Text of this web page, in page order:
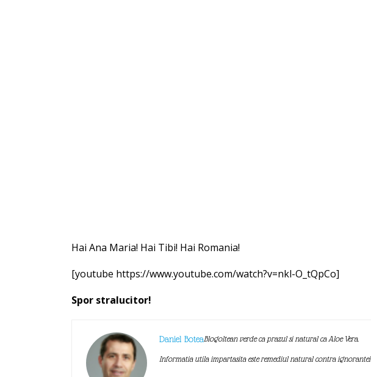
Hai Ana Maria! Hai Tibi! Hai Romania!
[youtube https://www.youtube.com/watch?v=nkl-O_tQpCo]
Spor stralucitor!
Daniel BoteaBlogoltean verde ca prazul si natural ca Aloe Vera.
Informatia utila impartasita este remediul natural contra ignorantei